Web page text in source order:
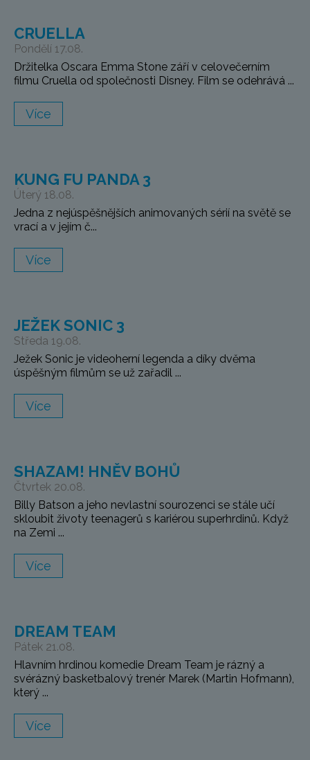
CRUELLA
Pondělí 17.08.
Držitelka Oscara Emma Stone září v celovečerním
filmu Cruella od společnosti Disney. Film se odehrává ...
Více
KUNG FU PANDA 3
Úterý 18.08.
Jedna z nejúspěšnějších animovaných sérií na světě se
vrací a v jejím č...
Více
JEŽEK SONIC 3
Středa 19.08.
Ježek Sonic je videoherní legenda a díky dvěma
úspěšným filmům se už zařadil ...
Více
SHAZAM! HNĚV BOHŮ
Čtvrtek 20.08.
Billy Batson a jeho nevlastní sourozenci se stále učí
skloubit životy teenagerů s kariérou superhrdinů. Když
na Zemi ...
Více
DREAM TEAM
Pátek 21.08.
Hlavním hrdinou komedie Dream Team je rázný a
svérázný basketbalový trenér Marek (Martin Hofmann),
který ...
Více